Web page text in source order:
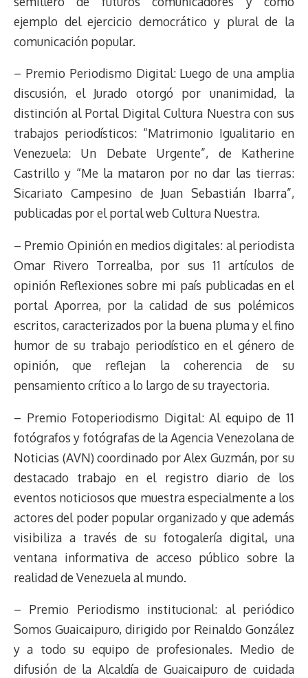
ejemplo del ejercicio democrático y plural de la
comunicación popular.
– Premio Periodismo Digital: Luego de una amplia
discusión, el Jurado otorgó por unanimidad, la
distinción al Portal Digital Cultura Nuestra con sus
trabajos periodísticos: “Matrimonio Igualitario en
Venezuela: Un Debate Urgente”, de Katherine
Castrillo y “Me la mataron por no dar las tierras:
Sicariato Campesino de Juan Sebastián Ibarra”,
publicadas por el portal web Cultura Nuestra.
– Premio Opinión en medios digitales: al periodista
Omar Rivero Torrealba, por sus 11 artículos de
opinión Reflexiones sobre mi país publicadas en el
portal Aporrea, por la calidad de sus polémicos
escritos, caracterizados por la buena pluma y el fino
humor de su trabajo periodístico en el género de
opinión, que reflejan la coherencia de su
pensamiento crítico a lo largo de su trayectoria.
– Premio Fotoperiodismo Digital: Al equipo de 11
fotógrafos y fotógrafas de la Agencia Venezolana de
Noticias (AVN) coordinado por Alex Guzmán, por su
destacado trabajo en el registro diario de los
eventos noticiosos que muestra especialmente a los
actores del poder popular organizado y que además
visibiliza a través de su fotogalería digital, una
ventana informativa de acceso público sobre la
realidad de Venezuela al mundo.
– Premio Periodismo institucional: al periódico
Somos Guaicaipuro, dirigido por Reinaldo González
y a todo su equipo de profesionales. Medio de
difusión de la Alcaldía de Guaicaipuro de cuidada